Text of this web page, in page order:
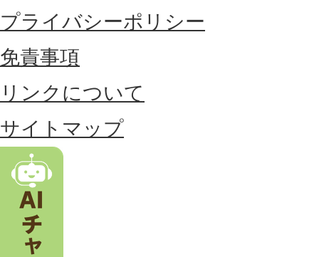
に
位
置
す
る
市
。
プライバシーポリシー
免責事項
リンクについて
サイトマップ